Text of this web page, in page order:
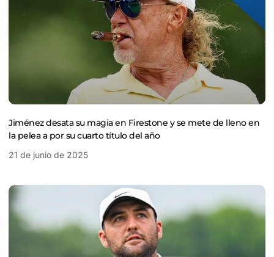
Jiménez desata su magia en Firestone y se mete de lleno en
la pelea a por su cuarto título del año
21 de junio de 2025